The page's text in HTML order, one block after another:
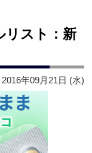
リスト：新
2016年09月21日 (水)